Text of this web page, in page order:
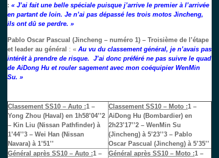
: « J’ai fait une belle spéciale puisque j’arrive le premier à l’arrivée
en partant de loin. Je n’ai pas dépassé les trois motos Jincheng,
ils ont dû se perdre. »
Pablo Oscar Pascual (Jincheng – numéro 1) – Troisième de l’étape
et leader au général : « Au vu du classement général, je n’avais pas
intérêt à prendre de risque. J’ai donc préféré ne pas suivre le quad
de AiDong Hu et rouler sagement avec mon coéquipier WenMin
Su. »
Classement SS10 – Auto :1 –
Yong Zhou (Haval) en 1h58’04’’2
– Kin Liu (Nissan Pathfinder) à
1’44’’3 – Wei Han (Nissan
Navara) à 1’51’’
Classement SS10 – Moto :1 –
AiDong Hu (Bombardier) en
2h23’17’’2 – WenMin Su
(Jincheng) à 5’23’’3 – Pablo
Oscar Pascual (Jincheng) à 5’35’’
Général après SS10 – Auto :1 –
Général après SS10 – Moto :1 –